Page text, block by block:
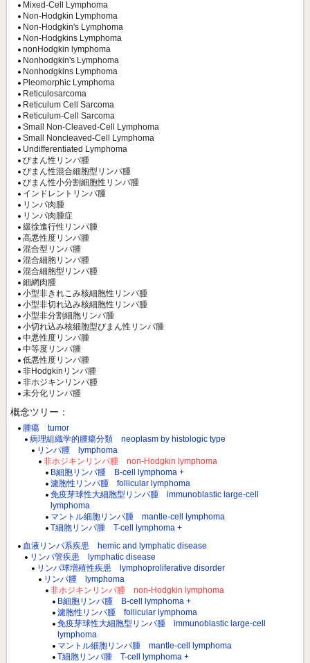
Mixed-Cell Lymphoma
Non-Hodgkin Lymphoma
Non-Hodgkin's Lymphoma
Non-Hodgkins Lymphoma
nonHodgkin lymphoma
Nonhodgkin's Lymphoma
Nonhodgkins Lymphoma
Pleomorphic Lymphoma
Reticulosarcoma
Reticulum Cell Sarcoma
Reticulum-Cell Sarcoma
Small Non-Cleaved-Cell Lymphoma
Small Noncleaved-Cell Lymphoma
Undifferentiated Lymphoma
びまん性リンパ腫
びまん性混合細胞型リンパ腫
びまん性小分割細胞性リンパ腫
インドレントリンパ腫
リンパ肉腫
リンパ肉腫症
緩徐進行性リンパ腫
高悪性度リンパ腫
混合型リンパ腫
混合細胞リンパ腫
混合細胞型リンパ腫
細網肉腫
小型非きれこみ核細胞性リンパ腫
小型非切れ込み核細胞性リンパ腫
小型非分割細胞リンパ腫
小切れ込み核細胞型びまん性リンパ腫
中悪性度リンパ腫
中等度リンパ腫
低悪性度リンパ腫
非Hodgkinリンパ腫
非ホジキンリンパ腫
未分化リンパ腫
概念ツリー：
腫瘍 tumor
病理組織学的腫瘍分類 neoplasm by histologic type
リンパ腫 lymphoma
非ホジキンリンパ腫 non-Hodgkin lymphoma
B細胞リンパ腫 B-cell lymphoma +
濾胞性リンパ腫 follicular lymphoma
免疫芽球性大細胞型リンパ腫 immunoblastic large-cell
lymphoma
マントル細胞リンパ腫 mantle-cell lymphoma
T細胞リンパ腫 T-cell lymphoma +
血液リンパ系疾患 hemic and lymphatic disease
リンパ管疾患 lymphatic disease
リンパ球増殖性疾患 lymphoproliferative disorder
リンパ腫 lymphoma
非ホジキンリンパ腫 non-Hodgkin lymphoma
B細胞リンパ腫 B-cell lymphoma +
濾胞性リンパ腫 follicular lymphoma
免疫芽球性大細胞型リンパ腫 immunoblastic large-cell
lymphoma
マントル細胞リンパ腫 mantle-cell lymphoma
T細胞リンパ腫 T-cell lymphoma +